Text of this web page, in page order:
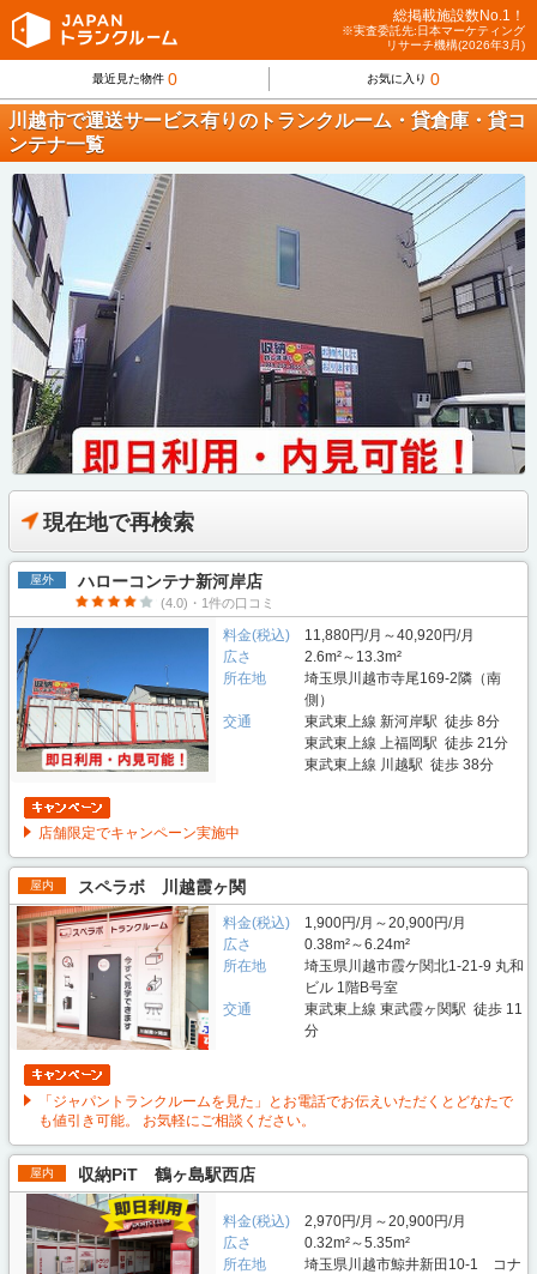
総掲載施設数No.1！
※実査委託先:日本マーケティング
リサーチ機構(2026年3月)
最近見た物件 0 お気に入り 0
川越市で運送サービス有りのトランクルーム・貸倉庫・貸コ
ンテナ一覧
現在地で再検索
屋外 ハローコンテナ新河岸店
(4.0)・1件の口コミ
料金(税込)
11,880円/月～40,920円/月
広さ
2.6m²～13.3m²
所在地
埼玉県川越市寺尾169-2隣（南
側）
交通
東武東上線 新河岸駅 徒歩 8分
東武東上線 上福岡駅 徒歩 21分
東武東上線 川越駅 徒歩 38分
店舗限定でキャンペーン実施中
屋内 スペラボ 川越霞ヶ関
料金(税込)
1,900円/月～20,900円/月
広さ
0.38m²～6.24m²
所在地
埼玉県川越市霞ケ関北1-21-9 丸和
ビル 1階B号室
交通
東武東上線 東武霞ヶ関駅 徒歩 11
分
「ジャパントランクルームを見た」とお電話でお伝えいただくとどなたで
も値引き可能。 お気軽にご相談ください。
屋内 収納PiT 鶴ヶ島駅西店
料金(税込)
2,970円/月～20,900円/月
広さ
0.32m²～5.35m²
所在地
埼玉県川越市鯨井新田10-1 コナ